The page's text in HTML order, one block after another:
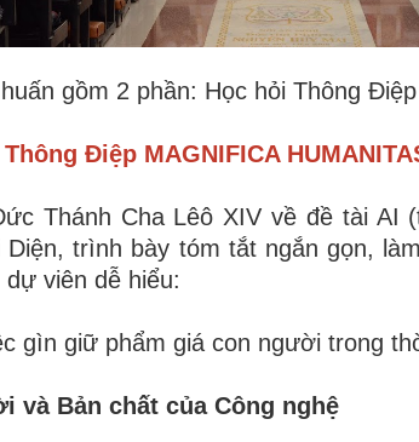
gồm 2 phần: Học hỏi Thông
Điệp MAGNIFICA
Thánh Cha Lêô XIV về đề tài AI
trình bày tóm tắt ngắn gọn,
viên dễ hiểu:
gìn giữ phẩm giá con người trong
và Bản chất của Công nghệ